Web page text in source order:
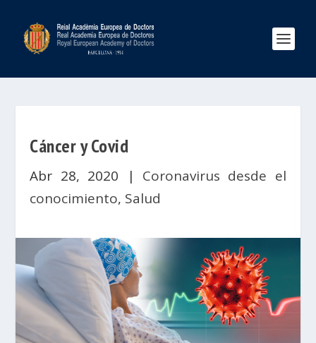
Cáncer y Covid
Abr 28, 2020 | Coronavirus desde el
conocimiento, Salud